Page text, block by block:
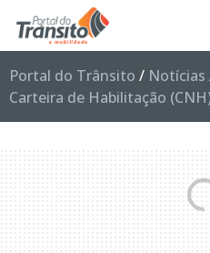
Portal do Trânsito / Notícias
Carteira de Habilitação